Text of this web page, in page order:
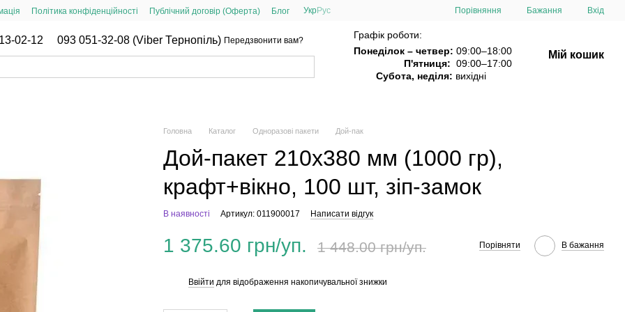
Політика конфіденційності Публічний договір (Оферта) Блог УкрРус Порівняння Бажання Вхід
02-12 093 051-32-08 (Viber Тернопіль) Передзвонити вам?
Графік роботи:
Понеділок – четвер: 09:00–18:00
П'ятниця: 09:00–17:00
Субота, неділя: вихідні
Мій кошик
Головна Каталог Одноразові пакети Дой-пак
Дой-пакет 210х380 мм (1000 гр),
крафт+вікно, 100 шт, зіп-замок
В наявності Артикул: 011900017 Написати відгук
1 375.60 грн/уп. 1 448.00 грн/уп. Порівняти В бажання
Ввійти для відображення накопичувальної знижки